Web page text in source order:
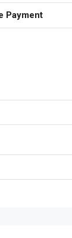
Payment